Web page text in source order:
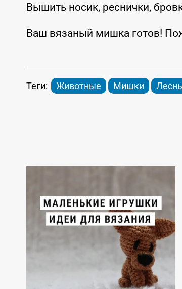
Вышить носик, реснички,
Ваш вязаный мишка готов!
Теги: Животные Мишки